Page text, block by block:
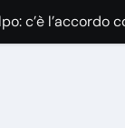
c’è l’accordo
giorni di